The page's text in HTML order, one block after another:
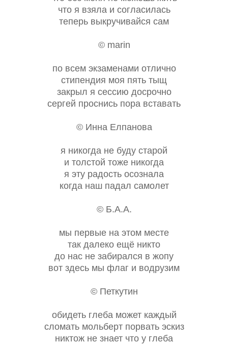
что я взяла и согласилась
теперь выкручивайся сам
© marin
по всем экзаменами отлично
стипендия моя пять тыщ
закрыл я сессию досрочно
сергей проснись пора вставать
© Инна Елпанова
я никогда не буду старой
и толстой тоже никогда
я эту радость осознала
когда наш падал самолет
© Б.А.А.
мы первые на этом месте
так далеко ещё никто
до нас не забирался в жопу
вот здесь мы флаг и водрузим
© Петкутин
обидеть глеба может каждый
сломать мольберт порвать эскиз
никтож не знает что у глеба